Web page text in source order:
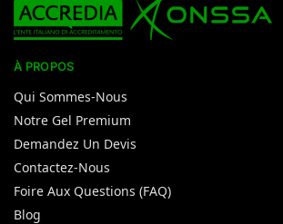
À PROPOS
Qui Sommes-Nous
Notre Gel Premium
Demandez Un Devis
Contactez-Nous
Foire Aux Questions (FAQ)
Blog